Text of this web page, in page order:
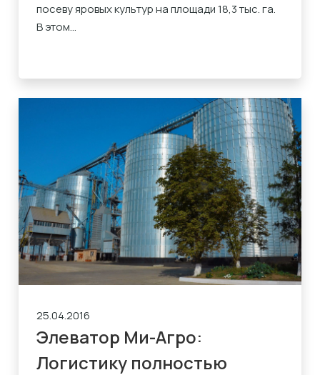
посеву яровых культур на площади 18,3 тыс. га.
В этом...
25.04.2016
Элеватор Ми-Агро:
Логистику полностью